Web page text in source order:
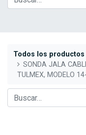
Todos los productos
SONDA JALA
TULMEX, MODELO